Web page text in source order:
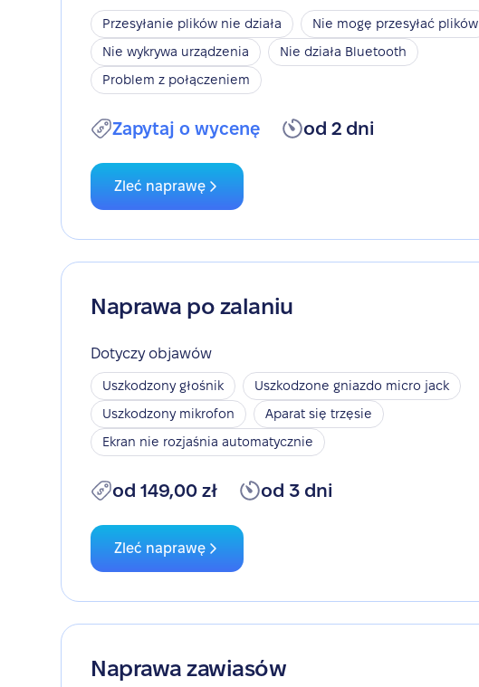
Przesyłanie plików nie działa
Nie mogę przesyłać plików
Nie wykrywa urządzenia
Nie działa Bluetooth
Problem z połączeniem
Zapytaj o wycenę od 2 dni
Zleć naprawę
Naprawa po zalaniu
Dotyczy objawów
Uszkodzony głośnik
Uszkodzone gniazdo micro jack
Uszkodzony mikrofon
Aparat się trzęsie
Ekran nie rozjaśnia automatycznie
od 149,00 zł od 3 dni
Zleć naprawę
Naprawa zawiasów